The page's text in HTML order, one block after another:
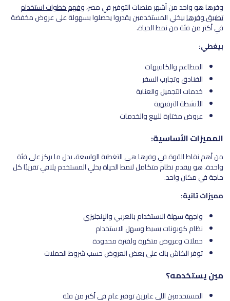
وفرها هو واحد من أشهر منصات التوفير في مصر، وفهم خطوات استخدام
تطبيق وفرهابيخلي المستخدمين يقدروا يحصلوا بسهولة على عروض مخفضة
في أكتر من فئة من نمط الحياة.
بيغطي:
المطاعم والكافيهات
الفنادق وتجارب السفر
خدمات التجميل والعناية
الأنشطة الترفيهية
عروض مختارة للبيع والخدمات
المميزات الأساسية:
من أهم نقاط القوة في وفرها هي التغطية الواسعة، بدل ما يركز على فئة
واحدة، هو بيقدم نظام متكامل لنمط الحياة يخلي المستخدم يلاقي تقريبًا كل
حاجة في مكان واحد.
مميزات تانية:
واجهة سهلة الاستخدام بالعربي والإنجليزي
نظام كوبونات بسيط وسهل الاستخدام
حملات وعروض متكررة ولفترة محدودة
توفر الكاش باك على بعض العروض حسب شروط الحملات
مين يستخدمه؟
المستخدمين اللي عايزين توفير عام في أكتر من فئة